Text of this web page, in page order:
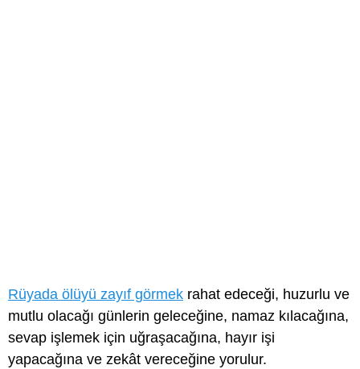
Rüyada ölüyü zayıf görmek rahat edeceği, huzurlu ve
mutlu olacağı günlerin geleceğine, namaz kılacağına,
sevap işlemek için uğraşacağına, hayır işi
yapacağına ve zekât vereceğine yorulur.